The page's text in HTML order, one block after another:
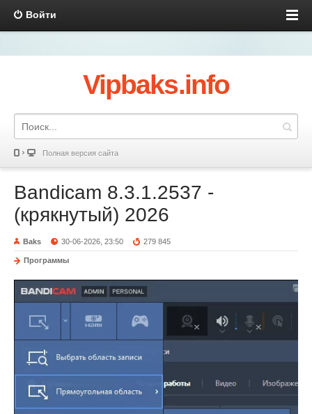
Войти
Vipbaks.info
Полная версия сайта
Bandicam 8.3.1.2537 -
(крякнутый) 2026
Baks 30-06-2026, 23:50 279 845
Программы